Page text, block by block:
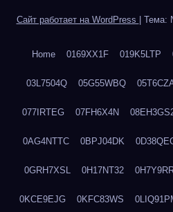
Сайт работает на WordPress Тема:
Home 0169XX1F 019K5LTP
03L7504Q 05G55WBQ
077IRTEG 07FH6X4N
0AG4NTTC 0BPJ04DK
0GRH7XSL 0H17NT32
0KCE9EJG 0KFC83WS